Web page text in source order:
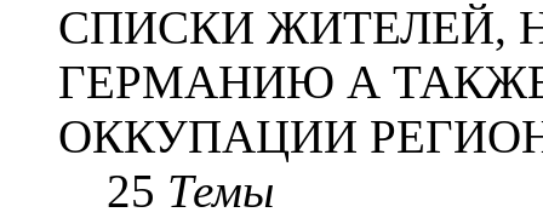
СПИСКИ ЖИТЕЛЕЙ,
ГЕРМАНИЮ А
ОККУПАЦИИ
25 Темы